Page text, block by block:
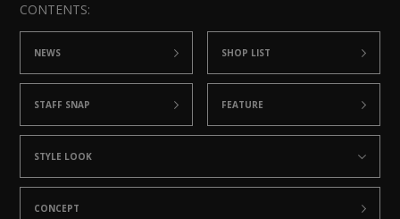
CONTENTS:
NEWS
STAFF SNAP
SHOP LIST
FEATURE
STYLE LOOK
CONCEPT